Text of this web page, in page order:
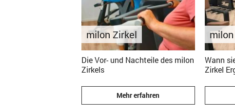
milon Zirkel
Die Vor- und Nachteile des milon
Zirkels
Mehr erfahren
Wann
Zirkel